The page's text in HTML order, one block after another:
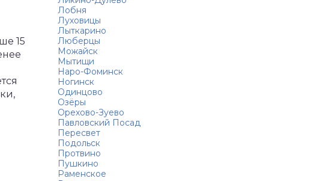
15
Лобня
Луховицы
Лыткарино
Люберцы
Можайск
Мытищи
Наро-Фоминск
Ногинск
Одинцово
Озёры
Орехово-Зуево
Павловский Посад
Пересвет
Подольск
Протвино
Пушкино
Раменское